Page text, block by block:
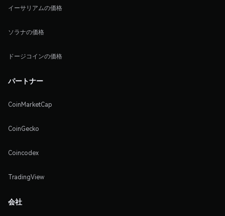
イーサリアムの価格
ソラナの価格
ドージコインの価格
パートナー
CoinMarketCap
CoinGecko
Coincodex
TradingView
会社